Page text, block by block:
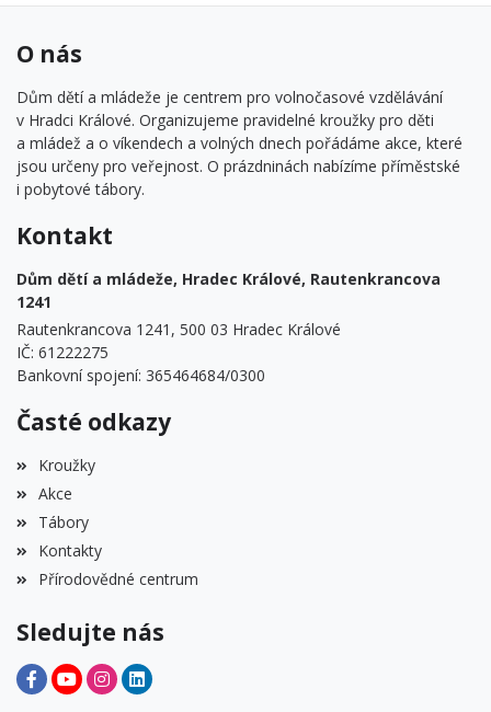
O nás
Dům dětí a mládeže je centrem pro volnočasové vzdělávání
v Hradci Králové. Organizujeme pravidelné kroužky pro děti
a mládež a o víkendech a volných dnech pořádáme akce, které
jsou určeny pro veřejnost. O prázdninách nabízíme příměstské
i pobytové tábory.
Kontakt
Dům dětí a mládeže, Hradec Králové, Rautenkrancova
1241
Rautenkrancova 1241, 500 03 Hradec Králové
IČ: 61222275
Bankovní spojení: 365464684/0300
Časté odkazy
Kroužky
Akce
Tábory
Kontakty
Přírodovědné centrum
Sledujte nás